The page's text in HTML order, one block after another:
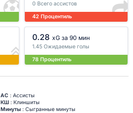
0 Всего ассистов
42 Процентиль
0.28 xG за 90 мин
1.45 Ожидаемые голы
78 Процентиль
АС : Ассисты
КШ: Клиншиты
Минуты: Сыгранные минуты